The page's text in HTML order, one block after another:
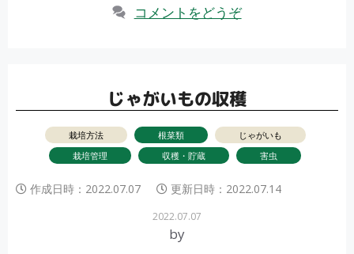
o
コメントをどうぞ
じゃがいもの収穫
栽培方法 根菜類
じゃがいも
栽培管理
収穫・貯蔵 害虫
作成日時： 2022.07.07 更新日時： 2022.07.14
2022.07.07
by